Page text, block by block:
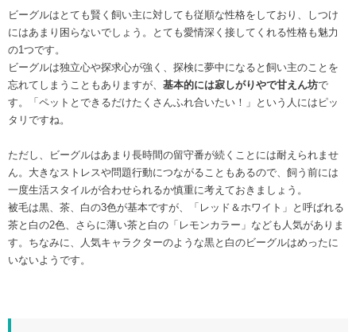
ビーグルはとても賢く飼い主に対しても従順な性格をしており、しつけ
にはあまり困らないでしょう。とても愛情深く接してくれる性格も魅力
の1つです。
ビーグルは独立心や探求心が強く、探検に夢中になると飼い主のことを
忘れてしまうこともありますが、 基本的には寂しがりやで甘えん坊で
す。「ペットとできるだけたくさんふれ合いたい！」という人にはピッ
タリですね。
ただし、ビーグルはあまり長時間の留守番が続くことには耐えられませ
ん。大きなストレスや問題行動につながることもあるので、飼う前には
一度生活スタイルが合わせられるか慎重に考えておきましょう。
被毛は黒、茶、白の3色が基本ですが、「レッド＆ホワイト」と呼ばれる
茶と白の2色、さらに薄い茶と白の「レモンカラー」なども人気がありま
す。ちなみに、人気キャラクターのような黒と白のビーグルはめったに
いないようです。